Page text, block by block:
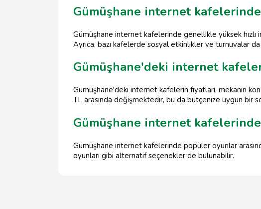
Gümüşhane internet
Gümüşhane internet kafelerinde genellikle yüksek
Ayrıca, bazı kafelerde sosyal etkinlikler ve turnuvalar
Gümüşhane'deki internet
Gümüşhane'deki internet kafelerin fiyatları, mekanın
TL arasında değişmektedir, bu da bütçenize uygun bir
Gümüşhane internet
Gümüşhane internet kafelerinde popüler oyunlar
oyunları gibi alternatif seçenekler de bulunabilir.